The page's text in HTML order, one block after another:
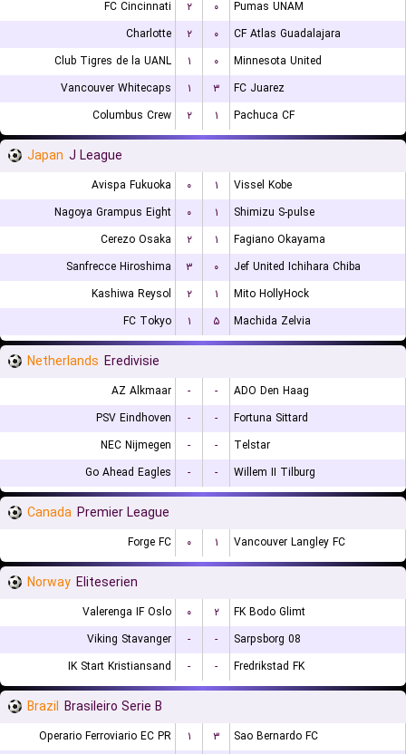
FC Cincinnati ۲ ۰
Pumas UNAM
Charlotte
۲ ۰
CF Atlas Guadalajara
Club Tigres de la UANL
۱ ۰
Minnesota United
Vancouver Whitecaps
۱ ۳
FC Juarez
Columbus Crew
۲ ۱ Pachuca CF
Japan J League
Avispa Fukuoka ۰ ۱
Vissel Kobe
Nagoya Grampus Eight
۰ ۱
Shimizu S-pulse
Cerezo Osaka
۲ ۱
Fagiano Okayama
Sanfrecce Hiroshima
۳ ۰
Jef United Ichihara Chiba
Kashiwa Reysol
۲ ۱
Mito HollyHock
FC Tokyo
۱ ۵ Machida Zelvia
Netherlands Eredivisie
AZ Alkmaar - -
ADO Den Haag
PSV Eindhoven
- -
Fortuna Sittard
NEC Nijmegen
- -
Telstar
Go Ahead Eagles
- - Willem II Tilburg
Canada Premier League
Forge FC ۰ ۱ Vancouver Langley FC
Norway Eliteserien
Valerenga IF Oslo ۰ ۲
FK Bodo Glimt
Viking Stavanger
- -
Sarpsborg 08
IK Start Kristiansand
- - Fredrikstad FK
Brazil Brasileiro Serie B
Operario Ferroviario EC PR ۱ ۳
Sao Bernardo FC